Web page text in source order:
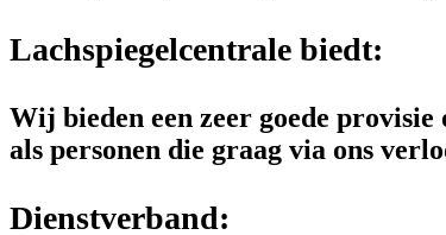
Lachspiegelcentrale biedt:
Wij bieden een zeer goede
als personen die graag via ons
Dienstverband: